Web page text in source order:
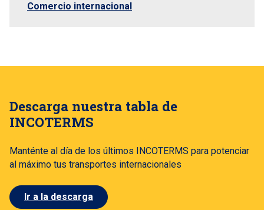
Comercio internacional
Descarga nuestra tabla de
INCOTERMS
Manténte al día de los últimos INCOTERMS para potenciar
al máximo tus transportes internacionales
Ir a la descarga